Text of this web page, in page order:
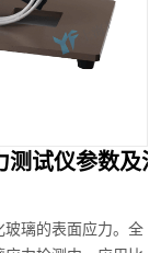
测试仪参数及
璃的表面应力。全